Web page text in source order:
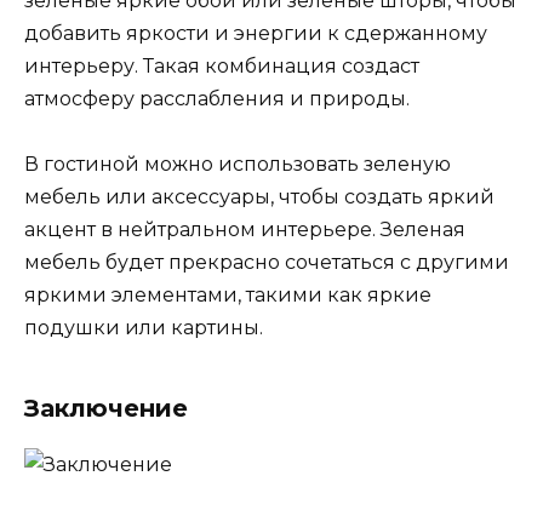
добавить яркости и энергии к сдержанному
интерьеру. Такая комбинация создаст
атмосферу расслабления и природы.
В гостиной можно использовать зеленую
мебель или аксессуары, чтобы создать яркий
акцент в нейтральном интерьере. Зеленая
мебель будет прекрасно сочетаться с другими
яркими элементами, такими как яркие
подушки или картины.
Заключение